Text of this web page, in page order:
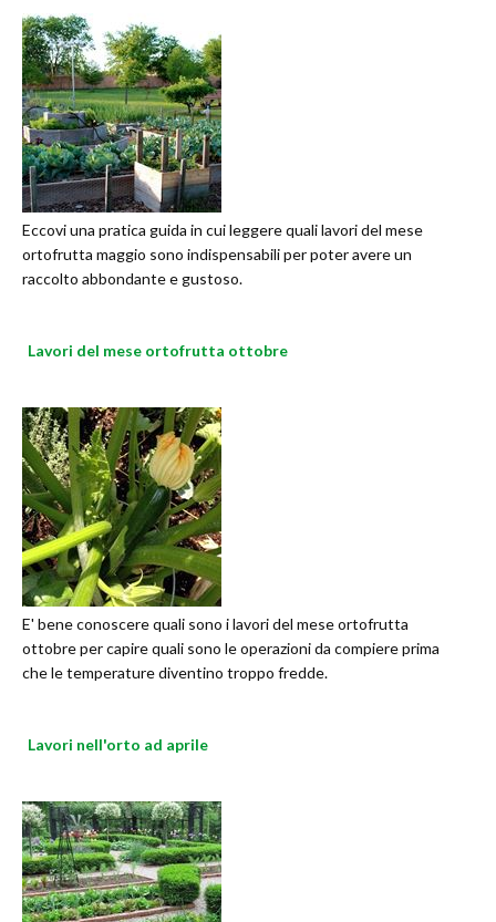
Eccovi una pratica guida in cui leggere quali lavori del mese
ortofrutta maggio sono indispensabili per poter avere un
raccolto abbondante e gustoso.
Lavori del mese ortofrutta ottobre
E' bene conoscere quali sono i lavori del mese ortofrutta
ottobre per capire quali sono le operazioni da compiere prima
che le temperature diventino troppo fredde.
Lavori nell'orto ad aprile